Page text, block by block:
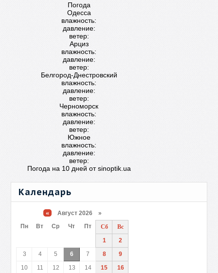
Погода
Одесса
влажность:
давление:
ветер:
Арциз
влажность:
давление:
ветер:
Белгород-Днестровский
влажность:
давление:
ветер:
Черноморск
влажность:
давление:
ветер:
Южное
влажность:
давление:
ветер:
Погода на 10 дней отsinoptik.ua
Календарь
« Август 2026 »
Пн
Вт Ср Чт Пт Сб
Вс
1
2
3
4 5 6 7 8
9
10
11 12 13 14 15
16